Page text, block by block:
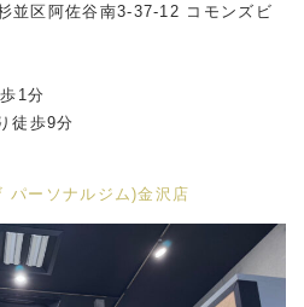
並区阿佐谷南3-37-12 コモンズビ
1分
徒歩9分
ーソナルジム)金沢店